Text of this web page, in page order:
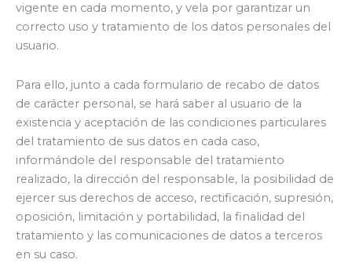
vigente en cada momento, y vela por garantizar un
correcto uso y tratamiento de los datos personales del
usuario.
Para ello, junto a cada formulario de recabo de datos
de carácter personal, se hará saber al usuario de la
existencia y aceptación de las condiciones particulares
del tratamiento de sus datos en cada caso,
informándole del responsable del tratamiento
realizado, la dirección del responsable, la posibilidad de
ejercer sus derechos de acceso, rectificación, supresión,
oposición, limitación y portabilidad, la finalidad del
tratamiento y las comunicaciones de datos a terceros
en su caso.